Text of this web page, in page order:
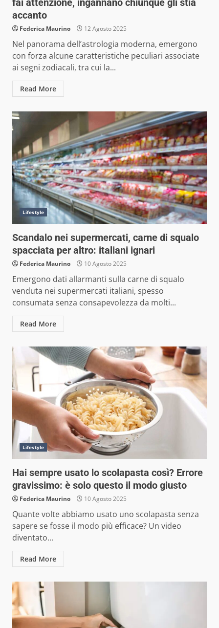
fai attenzione, ingannano chiunque gli stia
accanto
Federica Maurino 12 Agosto 2025
Nel panorama dell’astrologia moderna, emergono
con forza alcune caratteristiche peculiari associate
ai segni zodiacali, tra cui la...
Read More
Lifestyle
Scandalo nei supermercati, carne di squalo
spacciata per altro: italiani ignari
Federica Maurino 10 Agosto 2025
Emergono dati allarmanti sulla carne di squalo
venduta nei supermercati italiani, spesso
consumata senza consapevolezza da molti...
Read More
Lifestyle
Hai sempre usato lo scolapasta così? Errore
gravissimo: è solo questo il modo giusto
Federica Maurino 10 Agosto 2025
Quante volte abbiamo usato uno scolapasta senza
sapere se fosse il modo più efficace? Un video
diventato...
Read More